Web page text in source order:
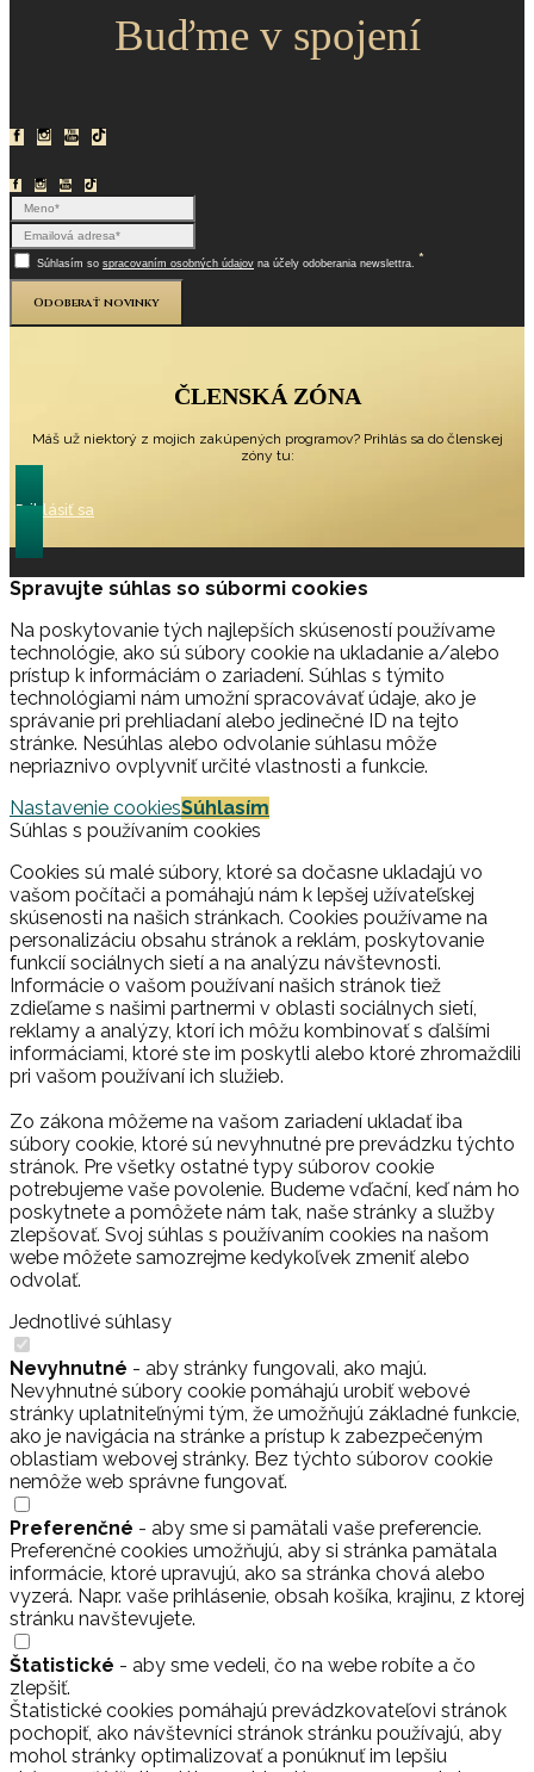
Buďme v spojení
Súhlasím so spracovaním osobných údajov na účely odoberania newslettra. *
Odoberať novinky
ČLENSKÁ ZÓNA
Máš už niektorý z mojich zakúpených programov? Prihlás sa do členskej
zóny tu:
Prihlásiť sa
Spravujte súhlas so súbormi cookies
Na poskytovanie tých najlepších skúseností používame
technológie, ako sú súbory cookie na ukladanie a/alebo
prístup k informáciám o zariadení. Súhlas s týmito
technológiami nám umožní spracovávať údaje, ako je
správanie pri prehliadaní alebo jedinečné ID na tejto
stránke. Nesúhlas alebo odvolanie súhlasu môže
nepriaznivo ovplyvniť určité vlastnosti a funkcie.
Nastavenie cookiesSúhlasím
Súhlas s používaním cookies
Cookies sú malé súbory, ktoré sa dočasne ukladajú vo
vašom počítači a pomáhajú nám k lepšej užívateľskej
skúsenosti na našich stránkach. Cookies používame na
personalizáciu obsahu stránok a reklám, poskytovanie
funkcií sociálnych sietí a na analýzu návštevnosti.
Informácie o vašom používaní našich stránok tiež
zdieľame s našimi partnermi v oblasti sociálnych sietí,
reklamy a analýzy, ktorí ich môžu kombinovať s ďalšími
informáciami, ktoré ste im poskytli alebo ktoré zhromaždili
pri vašom používaní ich služieb.
Zo zákona môžeme na vašom zariadení ukladať iba
súbory cookie, ktoré sú nevyhnutné pre prevádzku týchto
stránok. Pre všetky ostatné typy súborov cookie
potrebujeme vaše povolenie. Budeme vďační, keď nám ho
poskytnete a pomôžete nám tak, naše stránky a služby
zlepšovať. Svoj súhlas s používaním cookies na našom
webe môžete samozrejme kedykoľvek zmeniť alebo
odvolať.
Jednotlivé súhlasy
Nevyhnutné - aby stránky fungovali, ako majú.
Nevyhnutné súbory cookie pomáhajú urobiť webové
stránky uplatniteľnými tým, že umožňujú základné funkcie,
ako je navigácia na stránke a prístup k zabezpečeným
oblastiam webovej stránky. Bez týchto súborov cookie
nemôže web správne fungovať.
Preferenčné - aby sme si pamätali vaše preferencie.
Preferenčné cookies umožňujú, aby si stránka pamätala
informácie, ktoré upravujú, ako sa stránka chová alebo
vyzerá. Napr. vaše prihlásenie, obsah košíka, krajinu, z ktorej
stránku navštevujete.
Štatistické - aby sme vedeli, čo na webe robíte a čo
zlepšiť.
Štatistické cookies pomáhajú prevádzkovateľovi stránok
pochopiť, ako návštevníci stránok stránku používajú, aby
mohol stránky optimalizovať a ponúknuť im lepšiu